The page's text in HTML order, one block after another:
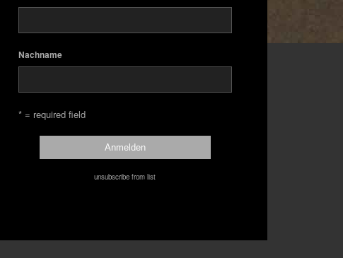
Nachname
* = required field
unsubscribe from list